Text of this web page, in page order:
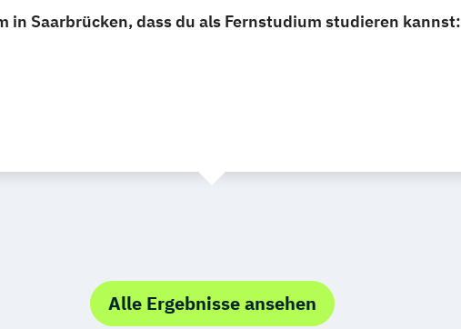
in Saarbrücken, dass du als Fernstudium studieren kannst:
Alle Ergebnisse ansehen